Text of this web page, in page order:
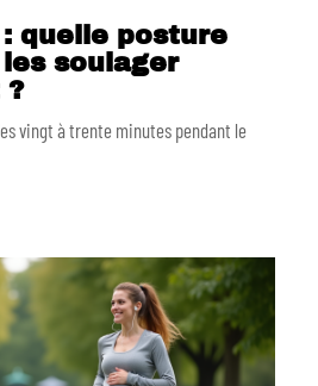
quelle posture
soulager
?
vingt à trente minutes pendant le